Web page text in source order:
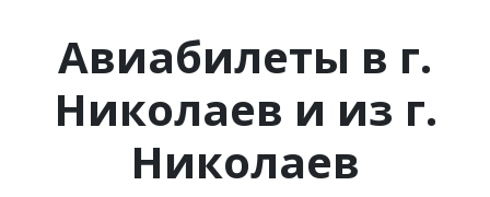
Авиабилеты в г.
Николаев и из г.
Николаев